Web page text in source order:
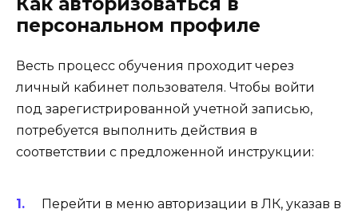
персональном профиле
Весть процесс обучения проходит через
личный кабинет пользователя. Чтобы войти
под зарегистрированной учетной записью,
потребуется выполнить действия в
соответствии с предложенной инструкции:
Перейти в меню авторизации в ЛК, указав в